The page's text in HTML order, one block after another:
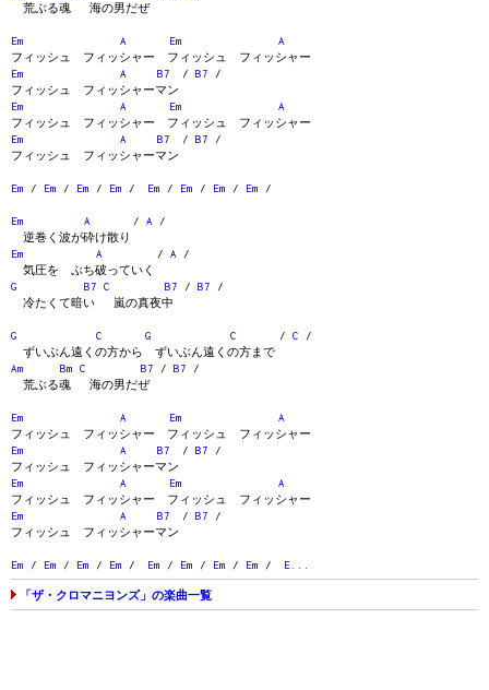
荒ぶる魂 海の男だぜ
Em A Em
A
フィッシュ フィッシャー フィッシュ フィッシャー
Em
A B7 / B7 /
フィッシュ フィッシャーマン
Em
A Em
A
フィッシュ フィッシャー フィッシュ フィッシャー
Em
A B7 / B7 /
フィッシュ フィッシャーマン
Em / Em / Em / Em / Em / Em / Em / Em /
Em A / A /
逆巻く波が砕け散り
Em
A / A /
気圧を ぶち破っていく
G
B7 C B7 / B7 /
冷たくて暗い 嵐の真夜中
G C G C / C /
ずいぶん遠くの方から ずいぶん遠くの方まで
Am
Bm C B7 / B7 /
荒ぶる魂 海の男だぜ
Em A Em
A
フィッシュ フィッシャー フィッシュ フィッシャー
Em
A B7 / B7 /
フィッシュ フィッシャーマン
Em
A Em
A
フィッシュ フィッシャー フィッシュ フィッシャー
Em
A B7 / B7 /
フィッシュ フィッシャーマン
Em / Em / Em / Em / Em / Em / Em / Em / E
「ザ・クロマニヨンズ」の楽曲一覧